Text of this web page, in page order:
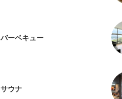
バーベキュー
サウナ